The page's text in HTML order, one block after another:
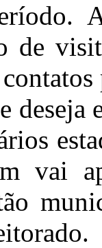
de
deseja
vai